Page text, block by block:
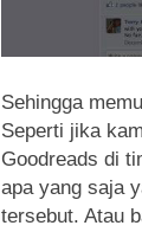
Sehingga
Seperti jika
Goodreads di
apa yang saja
tersebut. Atau